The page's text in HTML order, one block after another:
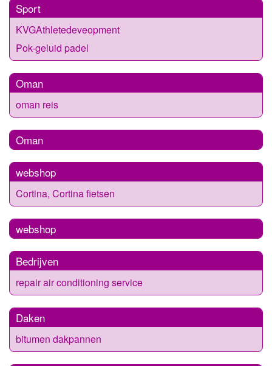
Sport
KVGAthletedeveopment
Pok-geluid padel
Oman
oman reis
Oman
webshop
Cortina, Cortina fietsen
webshop
Bedrijven
repair air conditioning service
Daken
bitumen dakpannen